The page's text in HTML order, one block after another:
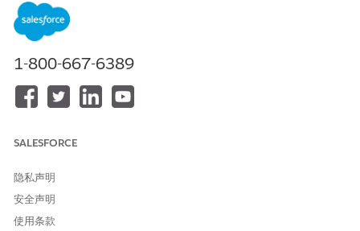
Enterprise Edition。
配置其他服务目录项目模板，以支持类似的应用程序和请求类型。
这些操作会在您与专业客服人员对话期间自动运行。
使用 Knowledge 回答问题
获取合格的服务目录项目
1-800-667-6389
SALESFORCE
隐私声明
安全声明
使用条款